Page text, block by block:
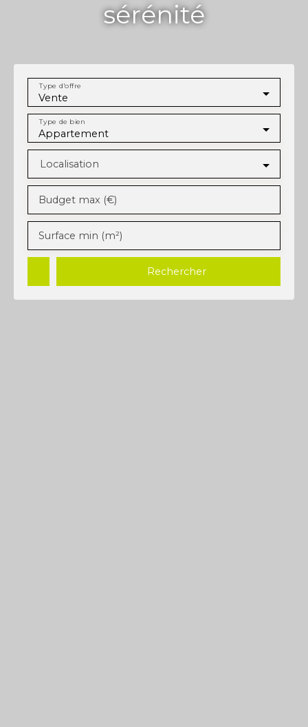
sérénité
Vente
Type d'offre
Appartement
Type de bien
Localisation
Budget max (€)
Surface min (m²)
Rechercher